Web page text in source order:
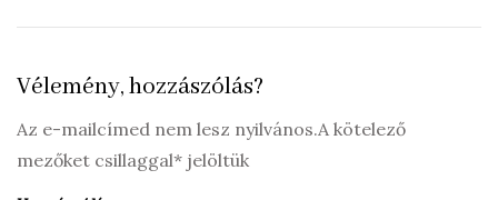
Vélemény, hozzászólás?
Az e-mailcímed nem lesz nyilvános.A kötelező
mezőket csillaggal* jelöltük